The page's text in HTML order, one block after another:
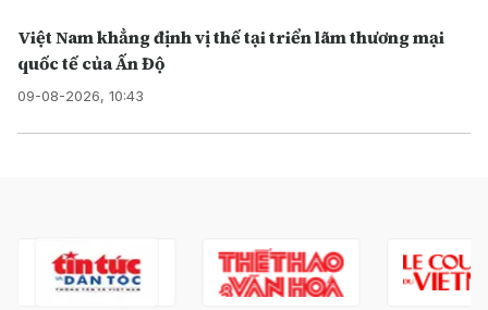
Việt Nam khẳng định vị thế tại triển lãm thương mại
quốc tế của Ấn Độ
09-08-2026, 10:43